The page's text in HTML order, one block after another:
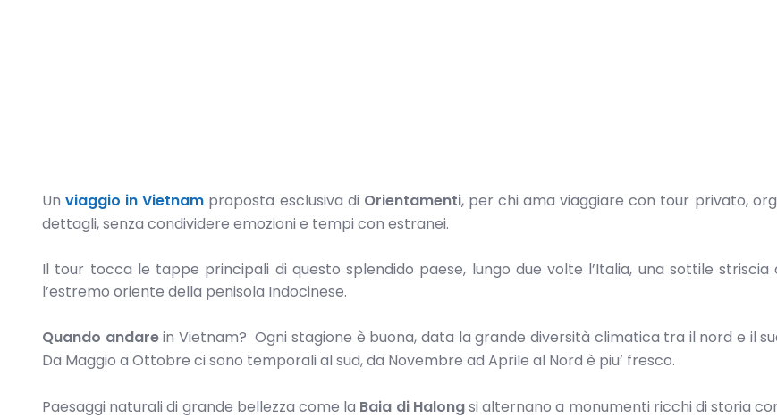
Un viaggio in Vietnam proposta esclusiva di Orientamenti, per chi ama viaggiare con tour privato,
dettagli, senza condividere emozioni e tempi con estranei.
Il tour tocca le tappe principali di questo splendido paese, lungo due volte l’Italia, una sottile striscia
l’estremo oriente della penisola Indocinese.
Quando andarein Vietnam? Ogni stagione è buona, data la grande diversità climatica tra il nord e il
Da Maggio a Ottobre ci sono temporali al sud, da Novembre ad Aprile al Nord è piu’ fresco.
Paesaggi naturali di grande bellezza come la Baia di Halongsi alternano a monumenti ricchi di storia